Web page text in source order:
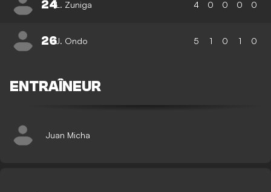
24L. Zuniga 4 0 0 0 0
26J. Ondo 5 1 0 1 0
ENTRAÎNEUR
Juan Micha